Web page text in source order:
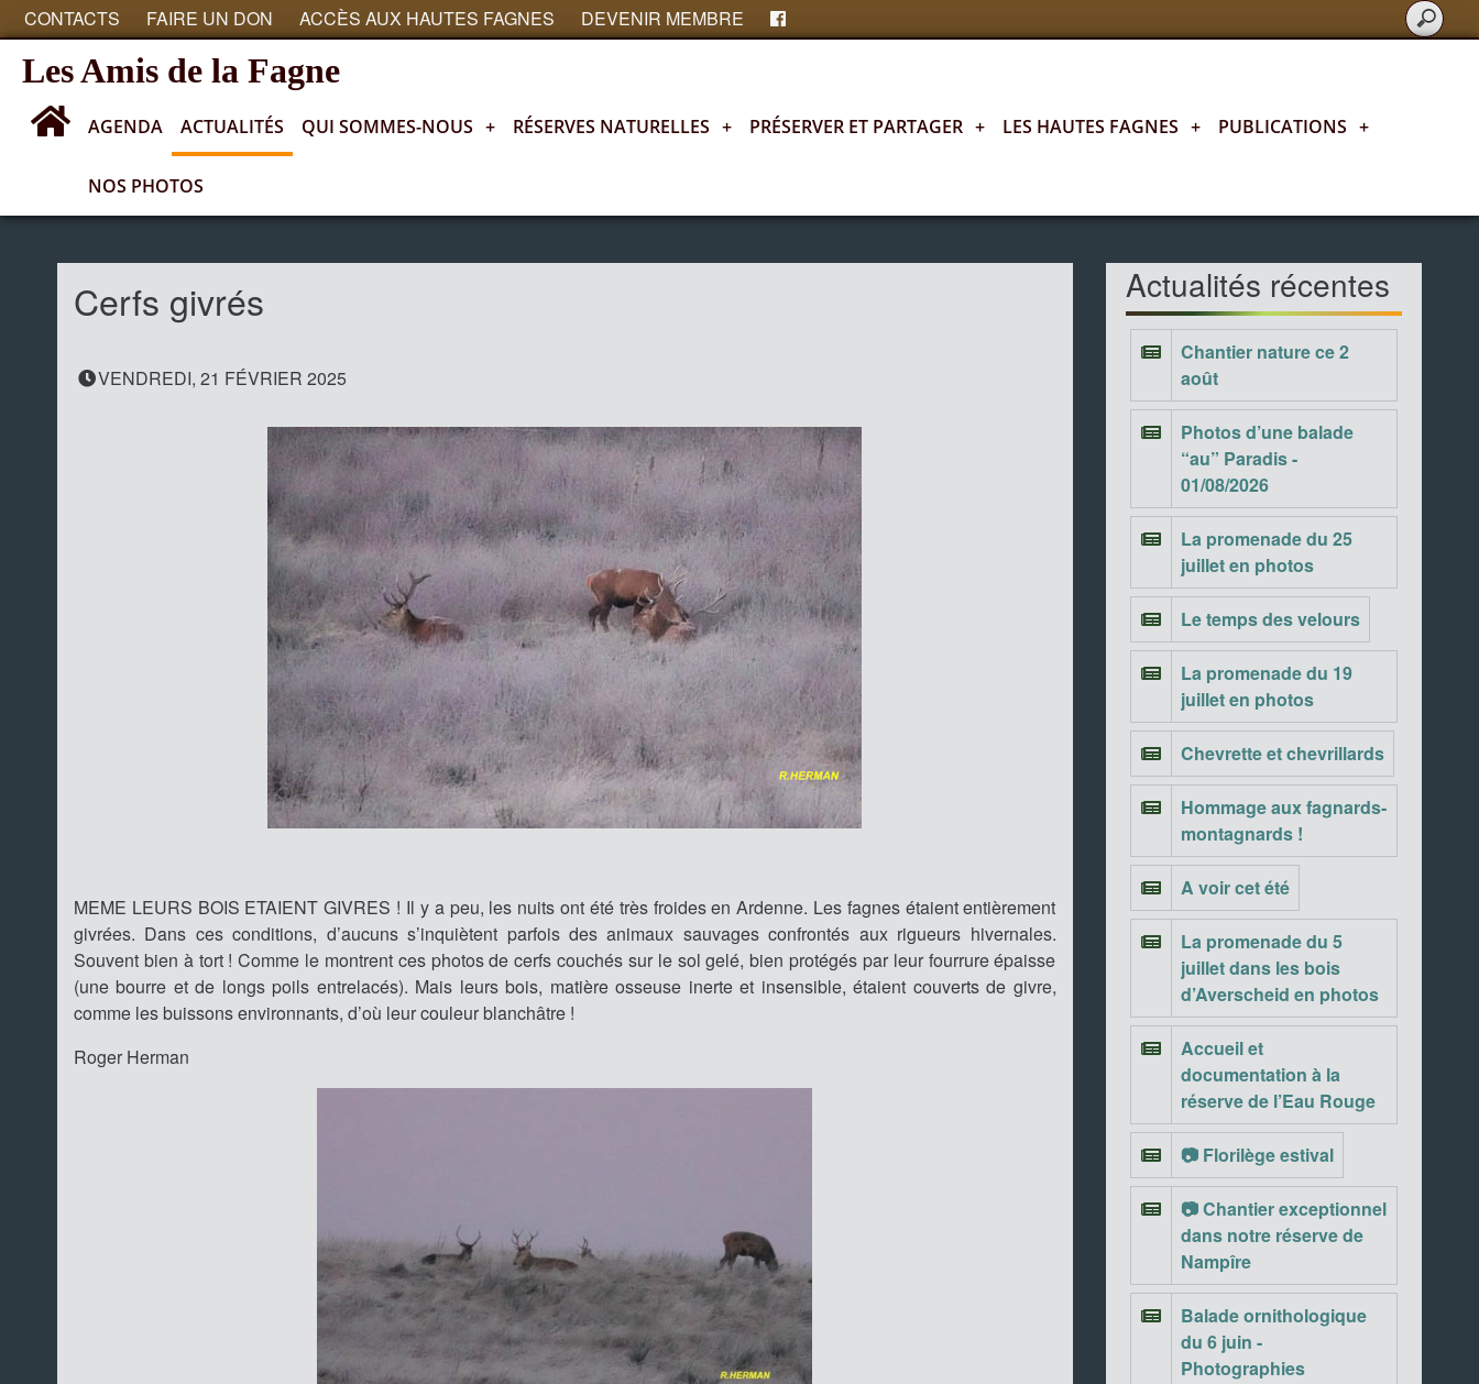
CONTACTS FAIRE UN DON ACCÈS AUX HAUTES FAGNES DEVENIR MEMBRE
Les Amis de la Fagne
AGENDA ACTUALITÉS QUI SOMMES-NOUS + RÉSERVES NATURELLES + PRÉSERVER ET PARTAGER + LES HAUTES FAGNES + PUBLICATIONS +
NOS PHOTOS
Actualités
Cerfs givrés
VENDREDI, 21 FÉVRIER 2025
MEME LEURS BOIS ETAIENT GIVRES ! Il y a peu, les nuits ont été très froides en Ardenne. Les fagnes étaient entièrement
givrées. Dans ces conditions, d’aucuns s’inquiètent parfois des animaux sauvages confrontés aux rigueurs hivernales.
Souvent bien à tort ! Comme le montrent ces photos de cerfs couchés sur le sol gelé, bien protégés par leur fourrure épaisse
(une bourre et de longs poils entrelacés). Mais leurs bois, matière osseuse inerte et insensible, étaient couverts de givre,
comme les buissons environnants, d’où leur couleur blanchâtre !
Roger Herman
Actualités récentes
Chantier nature ce 2
août
Photos d’une balade
“au” Paradis -
01/08/2026
La promenade du 25
juillet en photos
Le temps des velours
La promenade du 19
juillet en photos
Chevrette et chevrillards
Hommage aux fagnards-
montagnards !
A voir cet été
La promenade du 5
juillet dans les bois
d’Averscheid en photos
Accueil et
documentation à la
réserve de l’Eau Rouge
📷 Florilège estival
📷 Chantier exceptionnel
dans notre réserve de
Nampîre
Balade ornithologique
du 6 juin -
Photographies